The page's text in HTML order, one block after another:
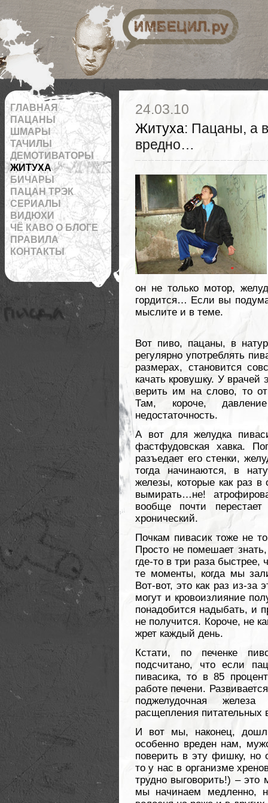
RSS
ГЛАВНАЯ
ПАЦАНЫ
ШМАРЫ
ТАЧИЛЫ
ДЕМОТИВАТОРЫ
ЖИТУХА
БИЧАРЫ
ПАЦАН ТРЭК
СЕРИАЛЫ
ВИДЮХИ
ЧЁ КАВО О БЛОГЕ
ПРАВИЛА
КОНТАКТЫ
24.03.10
Житуха: Пацаны, а
вредно…
он не только мотор,
гордится… Если вы
мыслите и в теме.
Вот пиво, пацаны, в
регулярно употреблять
размерах, становится
качать кровушку. У
верить им на слово, то
Там, короче,
недостаточность.
А вот для желудка
фастфудовская хавка.
разъедает его стенки,
тогда начинаются, в
железы, которые как раз в
вымирать…не!
вообще почти
хронический.
Почкам пивасик тоже не
Просто не помешает
где-то в три раза
те моменты, когда мы
Вот-вот, это как раз из-за
могут и кровоизлияние
понадобится надыбать, и
не получится. Короче, не
жрет каждый день.
Кстати, по печенке
подсчитано, что если
пивасика, то в 85
работе печени.
поджелудочная
расщепления питательных
И вот мы, наконец,
особенно вреден нам,
поверить в эту фишку, но
то у нас в организме
трудно выговорить!) – это
мы начинаем медленно,